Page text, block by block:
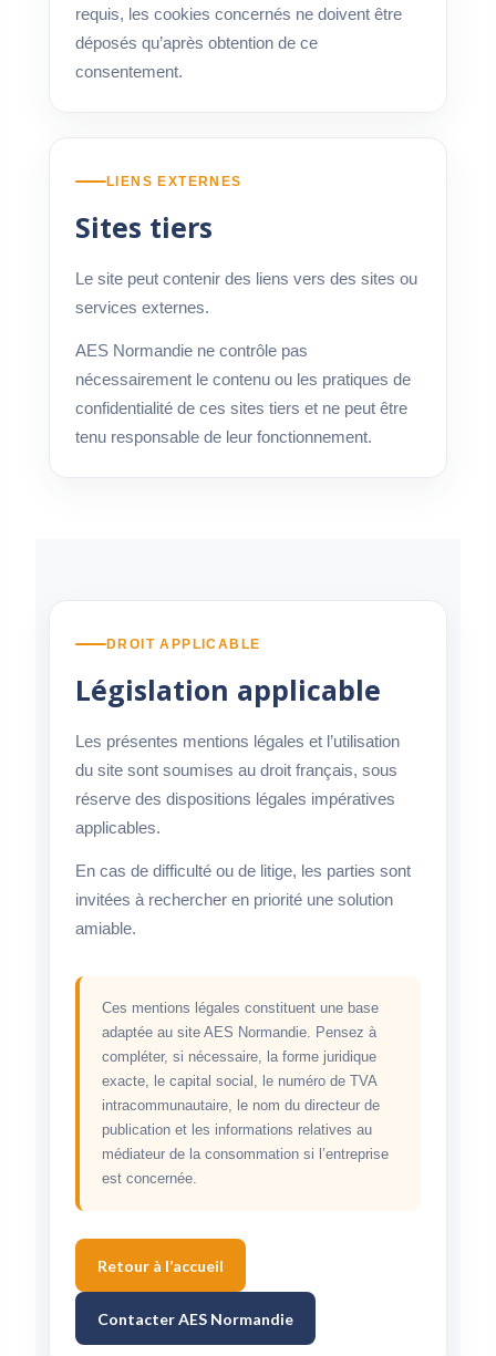
requis, les cookies concernés ne doivent être
déposés qu’après obtention de ce
consentement.
LIENS EXTERNES
Sites tiers
Le site peut contenir des liens vers des sites ou
services externes.
AES Normandie ne contrôle pas
nécessairement le contenu ou les pratiques de
confidentialité de ces sites tiers et ne peut être
tenu responsable de leur fonctionnement.
DROIT APPLICABLE
Législation applicable
Les présentes mentions légales et l’utilisation
du site sont soumises au droit français, sous
réserve des dispositions légales impératives
applicables.
En cas de difficulté ou de litige, les parties sont
invitées à rechercher en priorité une solution
amiable.
Ces mentions légales constituent une base
adaptée au site AES Normandie. Pensez à
compléter, si nécessaire, la forme juridique
exacte, le capital social, le numéro de TVA
intracommunautaire, le nom du directeur de
publication et les informations relatives au
médiateur de la consommation si l’entreprise
est concernée.
Retour à l’accueil
Contacter AES Normandie